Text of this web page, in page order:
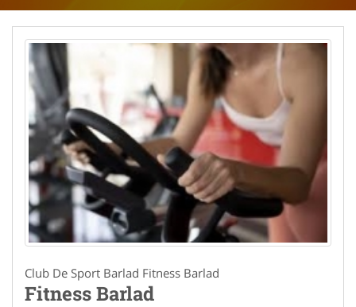
Club De Sport Barlad Fitness Barlad
Fitness Barlad